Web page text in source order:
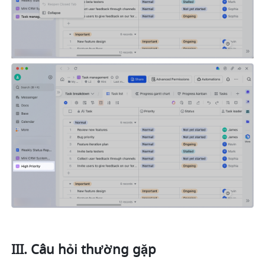
III. Câu hỏi thường gặp